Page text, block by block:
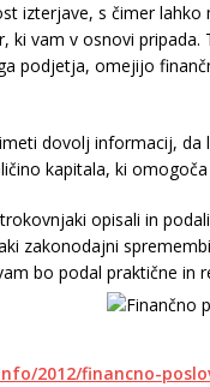
izterjave, s čimer
vam v osnovi pripada.
podjetja, omejijo
dovolj informacij, da
kapitala, ki omogoča
opisali in
zakonodajni
bo podal praktične in
2012/financno-